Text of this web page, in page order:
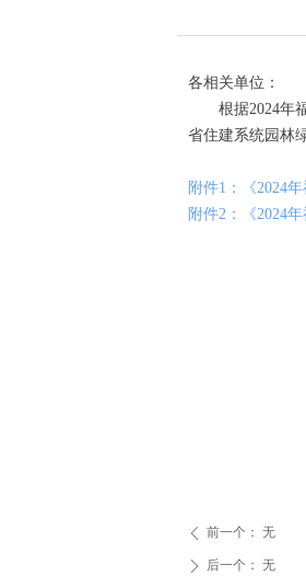
各相关单位：
根据2024年
省住建系统园林
附件1：《2024
附件2：《2024
ꄴ 前一个： 无
ꄲ 后一个： 无